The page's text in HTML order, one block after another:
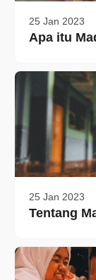
25 Jan 2023
Apa itu
25 Jan 2023
Tentang